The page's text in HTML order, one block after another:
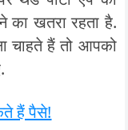
का खतरा रहता है.
चाहते हैं तो आपको
हैं पैसे!